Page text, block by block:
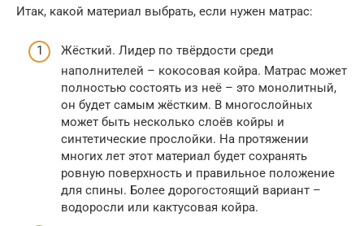
Итак, какой материал выбрать, если нужен матрас:
Жёсткий. Лидер по твёрдости среди
наполнителей – кокосовая койра. Матрас может
полностью состоять из неё – это монолитный,
он будет самым жёстким. В многослойных
может быть несколько слоёв койры и
синтетические прослойки. На протяжении
многих лет этот материал будет сохранять
ровную поверхность и правильное положение
для спины. Более дорогостоящий вариант –
водоросли или кактусовая койра.